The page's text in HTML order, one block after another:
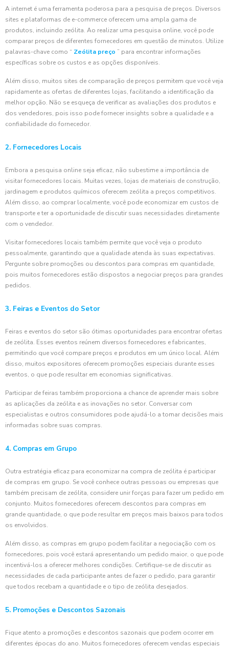
A internet é uma ferramenta poderosa para a pesquisa de preços. Diversos
sites e plataformas de e-commerce oferecem uma ampla gama de
produtos, incluindo zeólita. Ao realizar uma pesquisa online, você pode
comparar preços de diferentes fornecedores em questão de minutos. Utilize
palavras-chave como “ Zeólita preço ” para encontrar informações
específicas sobre os custos e as opções disponíveis.
Além disso, muitos sites de comparação de preços permitem que você veja
rapidamente as ofertas de diferentes lojas, facilitando a identificação da
melhor opção. Não se esqueça de verificar as avaliações dos produtos e
dos vendedores, pois isso pode fornecer insights sobre a qualidade e a
confiabilidade do fornecedor.
2. Fornecedores Locais
Embora a pesquisa online seja eficaz, não subestime a importância de
visitar fornecedores locais. Muitas vezes, lojas de materiais de construção,
jardinagem e produtos químicos oferecem zeólita a preços competitivos.
Além disso, ao comprar localmente, você pode economizar em custos de
transporte e ter a oportunidade de discutir suas necessidades diretamente
com o vendedor.
Visitar fornecedores locais também permite que você veja o produto
pessoalmente, garantindo que a qualidade atenda às suas expectativas.
Pergunte sobre promoções ou descontos para compras em quantidade,
pois muitos fornecedores estão dispostos a negociar preços para grandes
pedidos.
3. Feiras e Eventos do Setor
Feiras e eventos do setor são ótimas oportunidades para encontrar ofertas
de zeólita. Esses eventos reúnem diversos fornecedores e fabricantes,
permitindo que você compare preços e produtos em um único local. Além
disso, muitos expositores oferecem promoções especiais durante esses
eventos, o que pode resultar em economias significativas.
Participar de feiras também proporciona a chance de aprender mais sobre
as aplicações da zeólita e as inovações no setor. Conversar com
especialistas e outros consumidores pode ajudá-lo a tomar decisões mais
informadas sobre suas compras.
4. Compras em Grupo
Outra estratégia eficaz para economizar na compra de zeólita é participar
de compras em grupo. Se você conhece outras pessoas ou empresas que
também precisam de zeólita, considere unir forças para fazer um pedido em
conjunto. Muitos fornecedores oferecem descontos para compras em
grande quantidade, o que pode resultar em preços mais baixos para todos
os envolvidos.
Além disso, as compras em grupo podem facilitar a negociação com os
fornecedores, pois você estará apresentando um pedido maior, o que pode
incentivá-los a oferecer melhores condições. Certifique-se de discutir as
necessidades de cada participante antes de fazer o pedido, para garantir
que todos recebam a quantidade e o tipo de zeólita desejados.
5. Promoções e Descontos Sazonais
Fique atento a promoções e descontos sazonais que podem ocorrer em
diferentes épocas do ano. Muitos fornecedores oferecem vendas especiais